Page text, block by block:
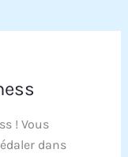
! Vous
dans